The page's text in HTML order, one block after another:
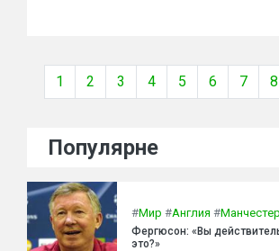
1 2 3 4 5 6 7 8
Популярне
#Мир #Англия #
Фергюсон: «Вы
это?»